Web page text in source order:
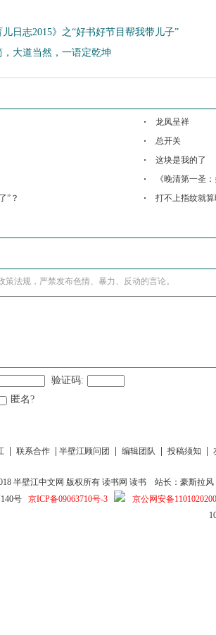
儿日志2015》之“好书好节目帮我带儿子”
，大道当然，一语定乾坤
龙凤呈祥
总开关
这块是我的了
《晚清第一圣
”？
打不上指纹就
策法规，严禁发布色情、暴力、反动的言论。
验证码:
匿名?
联系合作 半壁江顾问团 编辑团队 投稿须知
半壁江中文网 版权所有读书网 读书
站长：豪斯拉风
号 京ICP备09063710号-3
京公网安备